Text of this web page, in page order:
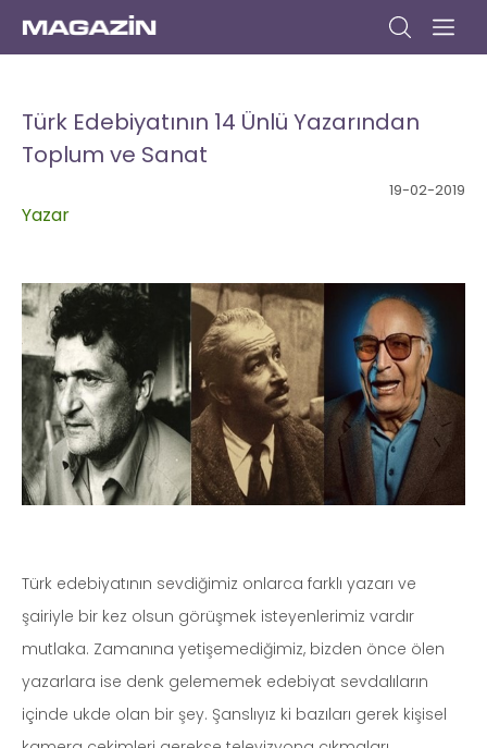
Türk Edebiyatının 14 Ünlü Yazarından
Toplum ve Sanat
19-02-2019
Yazar
Türk edebiyatının sevdiğimiz onlarca farklı yazarı ve
şairiyle bir kez olsun görüşmek isteyenlerimiz vardır
mutlaka. Zamanına yetişemediğimiz, bizden önce ölen
yazarlara ise denk gelememek edebiyat sevdalıların
içinde ukde olan bir şey. Şanslıyız ki bazıları gerek kişisel